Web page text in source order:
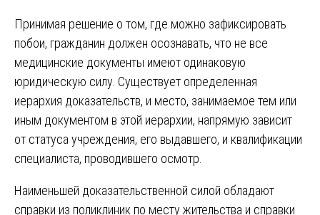
Принимая решение о том, где можно зафиксировать
побои, гражданин должен осознавать, что не все
медицинские документы имеют одинаковую
юридическую силу. Существует определенная
иерархия доказательств, и место, занимаемое тем или
иным документом в этой иерархии, напрямую зависит
от статуса учреждения, его выдавшего, и квалификации
специалиста, проводившего осмотр.
Наименьшей доказательственной силой обладают
справки из поликлиник по месту жительства и справки